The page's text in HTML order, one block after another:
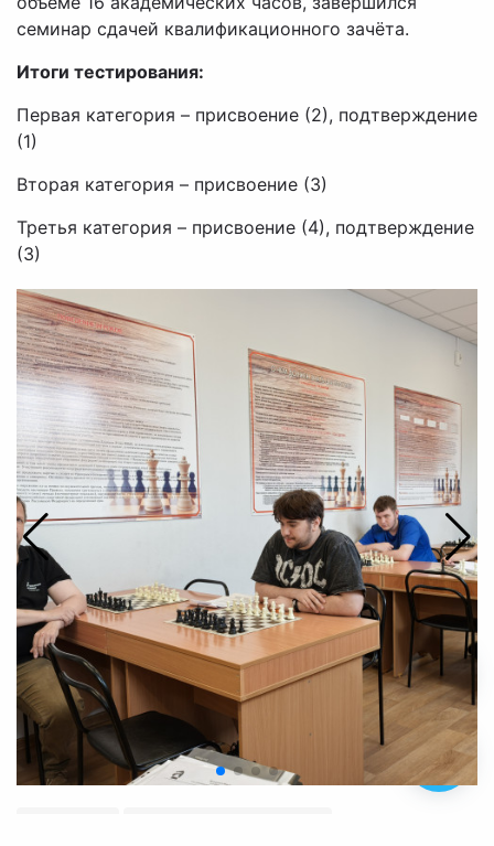
семинар сдачей квалификационного зачёта.
Итоги тестирования:
Первая категория – присвоение (2), подтверждение
(1)
Вторая категория – присвоение (3)
Третья категория – присвоение (4), подтверждение
(3)